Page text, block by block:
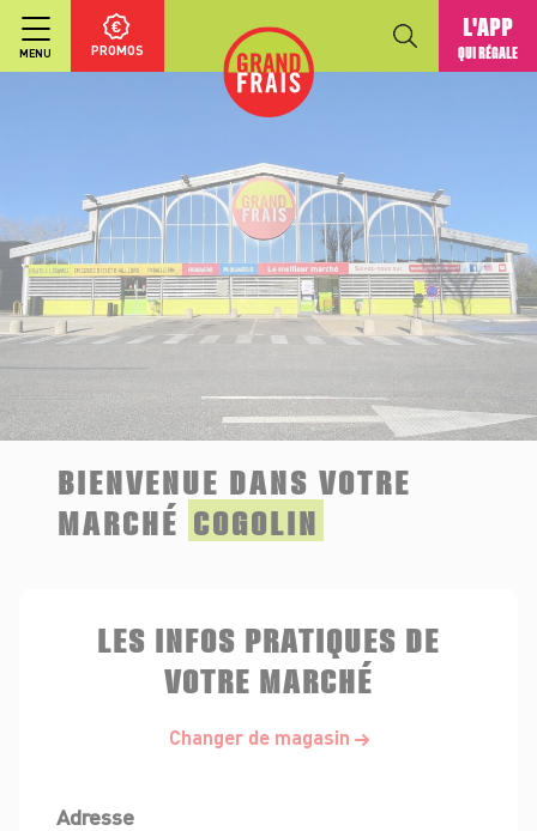
MENU PROMOS
L'APP
QUI RÉGALE
BIENVENUE DANS VOTRE
MARCHÉ COGOLIN
LES INFOS PRATIQUES DE
VOTRE MARCHÉ
Changer de magasin
Adresse